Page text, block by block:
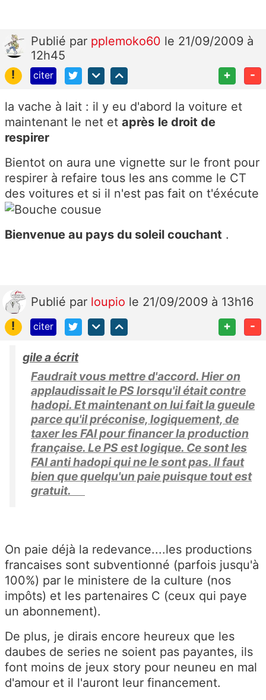
Publié par pplemoko60 le 21/09/2009 à
12h45
!
citer + -
la vache à lait : il y eu d'abord la voiture et
maintenant le net et après le droit de
respirer
Bientot on aura une vignette sur le front pour
respirer à refaire tous les ans comme le CT
des voitures et si il n'est pas fait on t'éxécute
Bienvenue au pays du soleil couchant .
Publié par loupio le 21/09/2009 à 13h16
!
citer + -
gile a écrit
Faudrait vous mettre d'accord. Hier on
applaudissait le PS lorsqu'il était contre
hadopi. Et maintenant on lui fait la gueule
parce qu'il préconise, logiquement, de
taxer les FAI pour financer la production
française. Le PS est logique. Ce sont les
FAI anti hadopi qui ne le sont pas. Il faut
bien que quelqu'un paie puisque tout est
gratuit.
On paie déjà la redevance....les productions
francaises sont subventionné (parfois jusqu'à
100%) par le ministere de la culture (nos
impôts) et les partenaires C (ceux qui paye
un abonnement).
De plus, je dirais encore heureux que les
daubes de series ne soient pas payantes, ils
font moins de jeux story pour neuneu en mal
d'amour et il l'auront leur financement.